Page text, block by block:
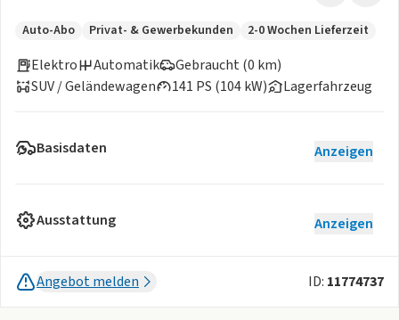
Auto-Abo Privat- & Gewerbekunden 2-0 Wochen Lieferzeit
Elektro
Gebraucht (0 km)
141 PS (104 kW)
Automatik
SUV / Geländewagen
Lagerfahrzeug
Basisdaten Anzeigen
Ausstattung Anzeigen
Angebot melden ID: 11774737